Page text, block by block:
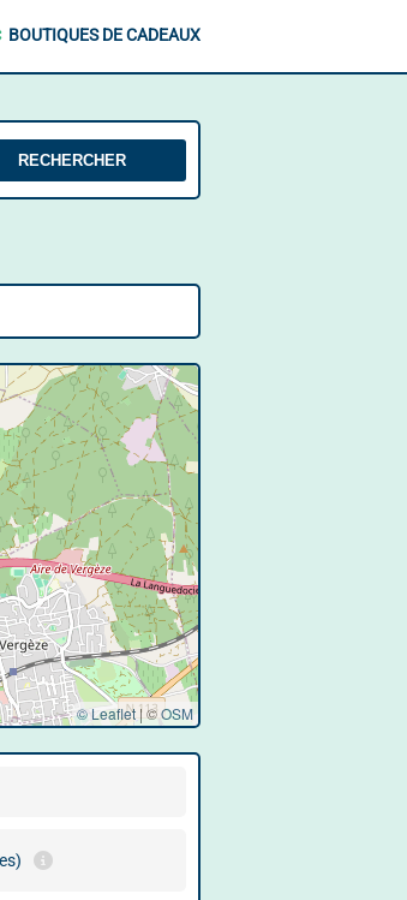
BOUTIQUES DE CADEAUX
RECHERCHER
© Leaflet| ©OSM